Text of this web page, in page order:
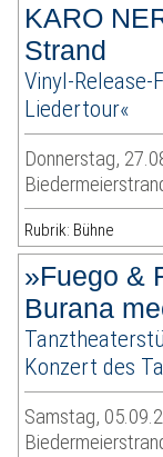
KARO
Strand
Vinyl-
Liedertour«
Donnerstag,
Rubrik: Bühne
»Fuego &
Burana
Konzert des
Samstag,